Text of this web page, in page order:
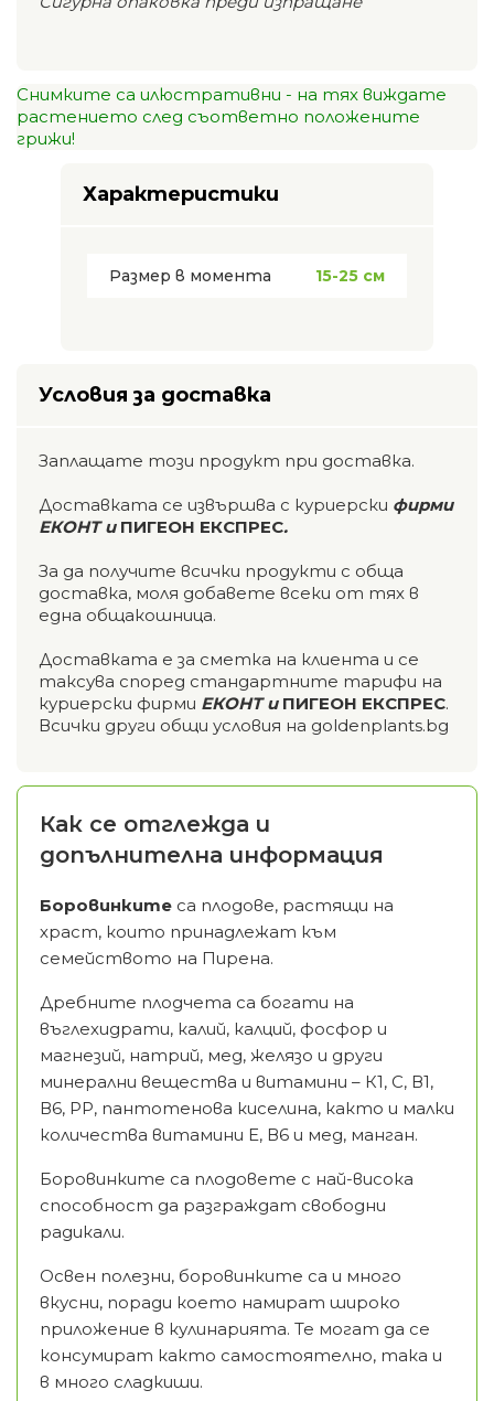
Снимките са илюстративни - на тях виждате
растението след съответно положените
грижи!
Характеристики
Размер в момента 15-25 см
Условия за доставка
Заплащате този продукт при доставка.
Доставката се извършва с куриерски фирми
ЕКОНТ и ПИГЕОН ЕКСПРЕС.
За да получите всички продукти с обща
доставка, моля добавете всеки от тях в
една общакошница.
Доставката е за сметка на клиента и се
таксува според стандартните тарифи на
куриерски фирми ЕКОНТ и ПИГЕОН ЕКСПРЕС.
Всички други общи условия на goldenplants.bg
Как се отглежда и
допълнителна информация
Боровинките са плодове, растящи на
храст, които принадлежат към
семейството на Пирена.
Дребните плодчета са богати на
въглехидрати, калий, калций, фосфор и
магнезий, натрий, мед, желязо и други
минерални вещества и витамини – К1, С, В1,
В6, РР, пантотенова киселина, както и малки
количества витамини Е, В6 и мед, манган.
Боровинките са плодовете с най-висока
способност да разграждат свободни
радикали.
Освен полезни, боровинките са и много
вкусни, поради което намират широко
приложение в кулинарията. Те могат да се
консумират както самостоятелно, така и
в много сладкиши.